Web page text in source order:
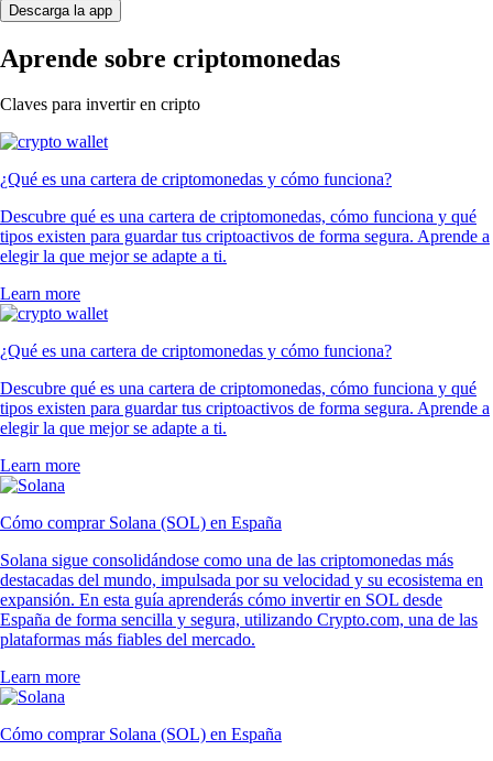
Descarga la app
Aprende sobre criptomonedas
Claves para invertir en cripto
¿Qué es una cartera de criptomonedas y cómo funciona?
Descubre qué es una cartera de criptomonedas, cómo funciona y qué
tipos existen para guardar tus criptoactivos de forma segura. Aprende a
elegir la que mejor se adapte a ti.
Learn more
¿Qué es una cartera de criptomonedas y cómo funciona?
Descubre qué es una cartera de criptomonedas, cómo funciona y qué
tipos existen para guardar tus criptoactivos de forma segura. Aprende a
elegir la que mejor se adapte a ti.
Learn more
Cómo comprar Solana (SOL) en España
Solana sigue consolidándose como una de las criptomonedas más
destacadas del mundo, impulsada por su velocidad y su ecosistema en
expansión. En esta guía aprenderás cómo invertir en SOL desde
España de forma sencilla y segura, utilizando Crypto.com, una de las
plataformas más fiables del mercado.
Learn more
Cómo comprar Solana (SOL) en España